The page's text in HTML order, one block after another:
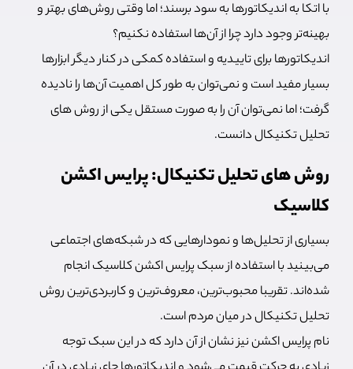
با اتکا به اندیکاتورها به سود برسند؛ اما وقتی روش‌های بهتر و
بهینه‌تر وجود دارد چرا از آن‌ها استفاده نکنیم؟
اندیکاتورها برای تاییدیه و استفاده کمکی در کنار دیگر ابزارها
بسیار مفید است و نمی‌توان به طور کل اهمیت آن‌ها را نادیده
گرفت؛ اما نمی‌توان آن را به صورت مستقل یکی از روش های
تحلیل تکنیکال دانست.
روش های تحلیل تکنیکال: پرایس اکشن
کلاسیک
بسیاری از تحلیل‌ها و نمودارهایی که در شبکه‌های اجتماعی
می‌بینید با استفاده از سبک پرایس اکشن کلاسیک انجام
شده‌اند. تقریبا محبوب‌ترین، معروف‌ترین و کاربردی‌ترین روش
تحلیل تکنیکال در میان مردم است.
نام پرایس اکشن نیز نشان از آن دارد که در این سبک توجه